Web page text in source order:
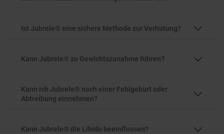
Ist Jubrele® eine sichere Methode zur Verhütung?
Kann Jubrele® zu Gewichtszunahme führen?
Kann ich Jubrele® nach einer Fehlgeburt oder
Abtreibung einnehmen?
Kann Jubrele® die Libido beeinflussen?